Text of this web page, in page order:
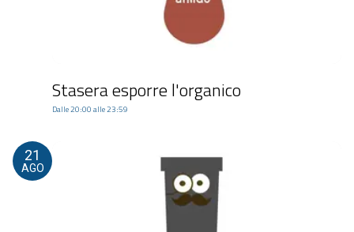
Stasera esporre l'organico
Dalle 20:00 alle 23:59
21
AGO